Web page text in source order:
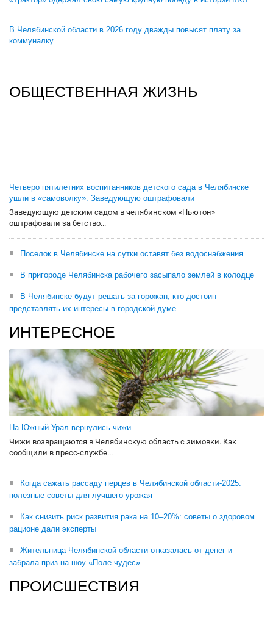
В Челябинской области в 2026 году дважды повысят плату за
коммуналку
ОБЩЕСТВЕННАЯ ЖИЗНЬ
Четверо пятилетних воспитанников детского сада в Челябинске
ушли в «самоволку». Заведующую оштрафовали
Заведующую детским садом в челябинском «Ньютон»
оштрафовали за бегство...
Поселок в Челябинске на сутки оставят без водоснабжения
В пригороде Челябинска рабочего засыпало землей в колодце
В Челябинске будут решать за горожан, кто достоин
представлять их интересы в городской думе
ИНТЕРЕСНОЕ
На Южный Урал вернулись чижи
Чижи возвращаются в Челябинскую область с зимовки. Как
сообщили в пресс-службе...
Когда сажать рассаду перцев в Челябинской области-2025:
полезные советы для лучшего урожая
Как снизить риск развития рака на 10–20%: советы о здоровом
рационе дали эксперты
Жительница Челябинской области отказалась от денег и
забрала приз на шоу «Поле чудес»
ПРОИСШЕСТВИЯ